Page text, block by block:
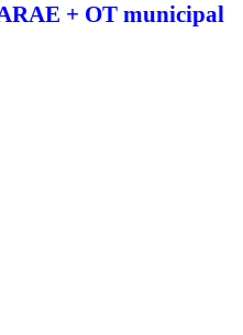
+ OT municipal